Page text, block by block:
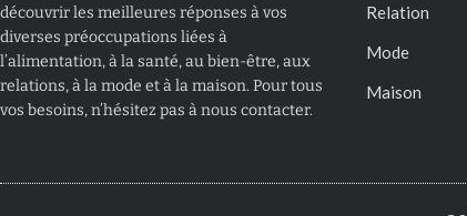
découvrir les meilleures réponses à vos
diverses préoccupations liées à
l’alimentation, à la santé, au bien-être, aux
relations, à la mode et à la maison. Pour tous
vos besoins, n’hésitez pas à nous contacter.
Relation
Mode
Maison